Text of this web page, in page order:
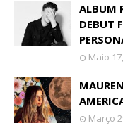
ALBUM
DEBUT
Maio
Março